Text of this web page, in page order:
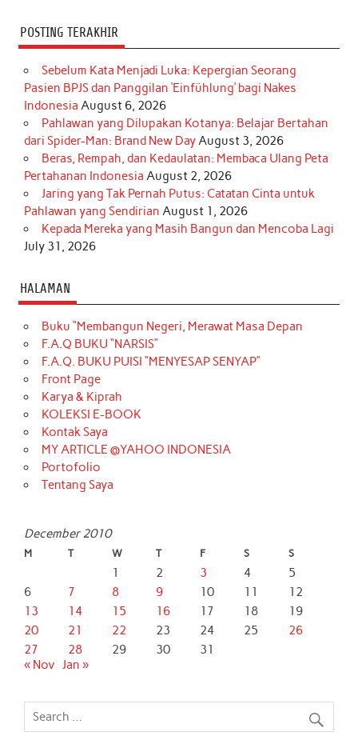
POSTING TERAKHIR
Sebelum Kata Menjadi Luka: Kepergian Seorang
Pasien BPJS dan Panggilan ‘Einfühlung’ bagi Nakes
Indonesia August 6, 2026
Pahlawan yang Dilupakan Kotanya: Belajar Bertahan
dari Spider-Man: Brand New Day August 3, 2026
Beras, Rempah, dan Kedaulatan: Membaca Ulang Peta
Pertahanan Indonesia August 2, 2026
Jaring yang Tak Pernah Putus: Catatan Cinta untuk
Pahlawan yang Sendirian August 1, 2026
Kepada Mereka yang Masih Bangun dan Mencoba Lagi
July 31, 2026
HALAMAN
Buku “Membangun Negeri, Merawat Masa Depan
F.A.Q BUKU “NARSIS”
F.A.Q. BUKU PUISI “MENYESAP SENYAP”
Front Page
Karya & Kiprah
KOLEKSI E-BOOK
Kontak Saya
MY ARTICLE @YAHOO INDONESIA
Portofolio
Tentang Saya
December 2010
M T W T F S S
1 2 3 4
5
6
7 8 9 10 11
12
13
14 15 16 17 18
19
20
21 22 23 24 25
26
27
28 29 30
31
« Nov Jan »